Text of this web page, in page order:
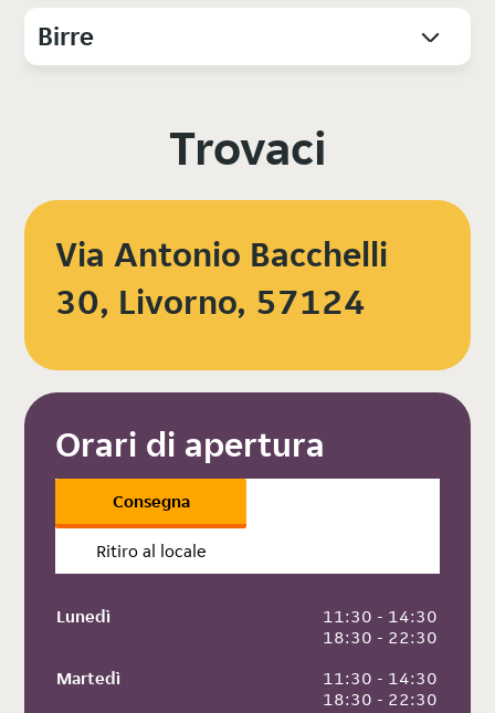
Birre
Trovaci
Via Antonio Bacchelli
30, Livorno, 57124
Orari di apertura
Consegna
Ritiro al locale
Lunedì
11:30 - 14:30
18:30 - 22:30
Martedì
11:30 - 14:30
18:30 - 22:30